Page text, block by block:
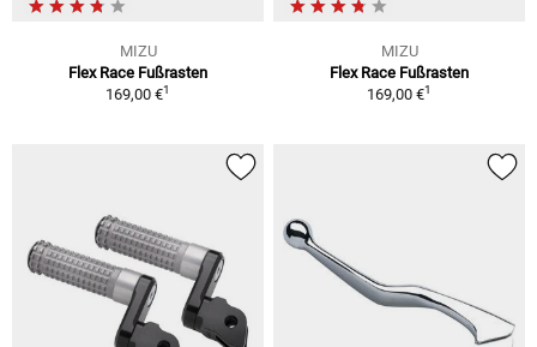
MIZU
Flex Race Fußrasten
169,00 €1
MIZU
Flex Race Fußrasten
169,00 €1